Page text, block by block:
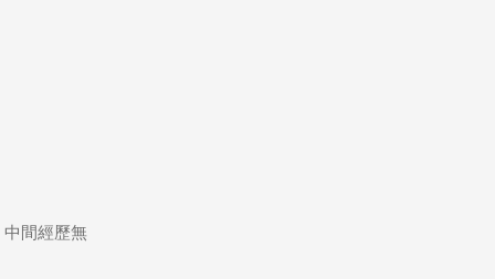
中間經歷無